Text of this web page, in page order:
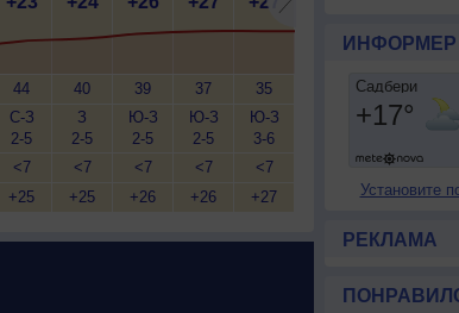
44
С-З
2-5
<7
+25
40
З
2-5
<7
+25
39
Ю-З
2-5
<7
+26
37
Ю-З
2-5
<7
+26
35
Ю-З
3-6
<7
+27
33
Ю-З
<7
+27
Ю-З
+27
ИНФОРМЕР
Установите
РЕКЛАМА